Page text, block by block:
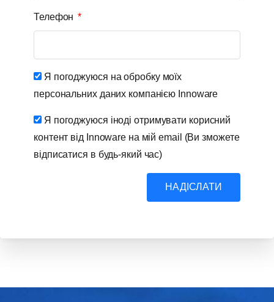
Телефон
Я погоджуюся на обробку моїх
персональних даних компанією Innoware
Я погоджуюся іноді отримувати корисний
контент від Innoware на мій email (Ви зможете
відписатися в будь-який час)
НАДІСЛАТИ